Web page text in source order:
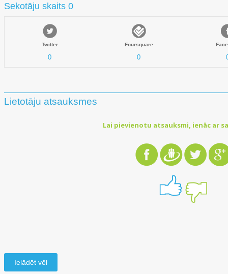
Sekotāju skaits 0
Twitter
0
Foursquare
0
Lietotāju atsauksmes
Lai pievienotu atsauksmi, ienāc ar
Ielādēt vēl